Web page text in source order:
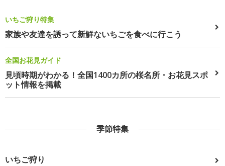
いちご狩り特集
家族や友達を誘って新鮮ないちごを食べに行こう
全国お花見ガイド
見頃時期がわかる！全国1400カ所の桜名所・お花見スポ
ット情報を掲載
季節特集
いちご狩り